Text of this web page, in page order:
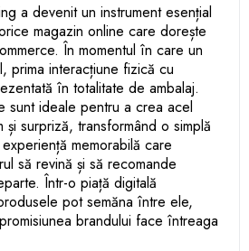
a devenit un instrument esențial
magazin online care dorește
În momentul în care un
prima interacțiune fizică cu
în totalitate de ambalaj.
sunt ideale pentru a crea acel
și surpriză, transformând o simplă
memorabilă care
să revină și să recomande
Într-o piață digitală
pot semăna între ele,
brandului face întreaga